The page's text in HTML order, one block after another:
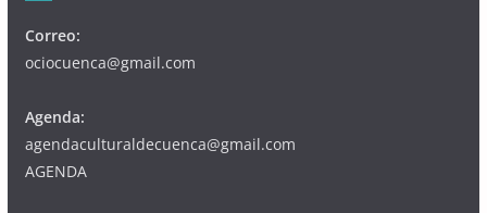
Correo:
ociocuenca@gmail.com
Agenda:
agendaculturaldecuenca@gmail.com
AGENDA